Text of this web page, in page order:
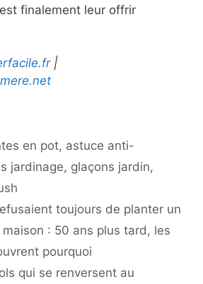
finalement leur offrir
|
en pot, astuce anti-
jardinage, glaçons jardin,
toujours de planter un
: 50 ans plus tard, les
pourquoi
qui se renversent au